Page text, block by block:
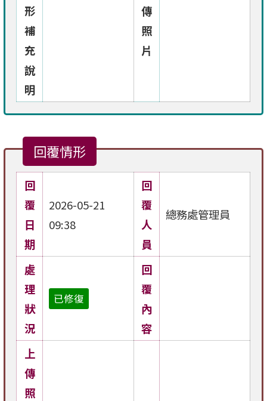
形
補
充
說
明
傳
照
片
回覆情形
回
覆
日
期
2026-05-21
09:38
回
覆
人
員
總務處管理員
處
理
狀
況
已修復
回
覆
內
容
上
傳
照